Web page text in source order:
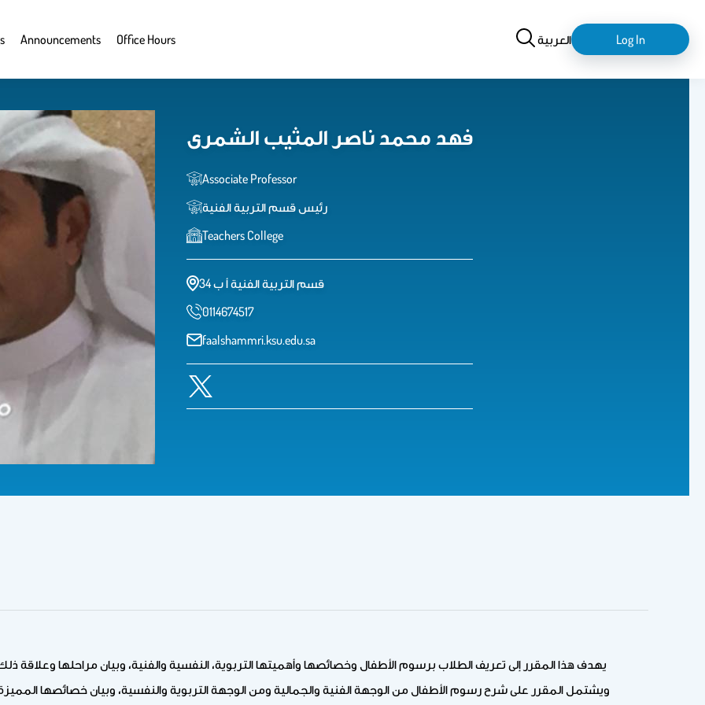
Announcements Office Hours Searchالعربيةlogin-
logout
Log In
فهد محمد ناصر المثيب الشمرى
Associate Professor
رئيس قسم التربية الفنية
Teachers College
قسم التربية الفنية أ ب 34
0114674517
faalshammri.ksu.edu.sa
يهدف هذا المقرر إلى تعريف الطلاب برسوم الأطفال وخصائصها وأهميتها التربوية، النفسية والفنية، وبيان مراحلها وعلاقة
ويشتمل المقرر على شرح رسوم الأطفال من الوجهة الفنية والجمالية ومن الوجهة التربوية والنفسية، وبيان خصائصها